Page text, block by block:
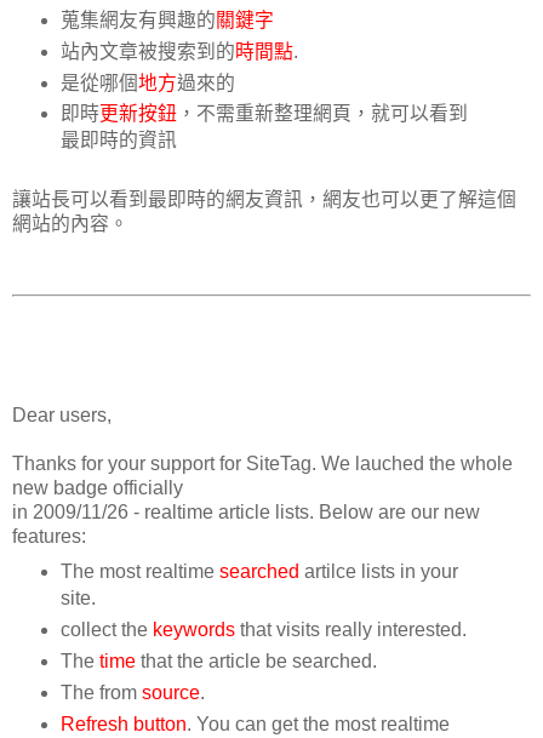
蒐集網友有興趣的關鍵字
站內文章被搜索到的時間點.
是從哪個地方過來的
即時更新按鈕，不需重新整理網頁，就可以看到
最即時的資訊
讓站長可以看到最即時的網友資訊，網友也可以更了解這個
網站的內容。
Dear users,
Thanks for your support for SiteTag. We lauched the whole
new badge officially
in 2009/11/26 - realtime article lists. Below are our new
features:
The most realtime searched artilce lists in your
site.
collect the keywordsthat visits really interested.
The timethat the article be searched.
The from source.
Refresh button. You can get the most realtime